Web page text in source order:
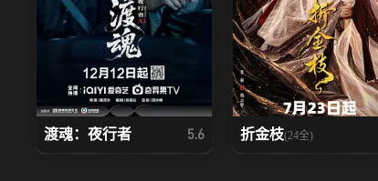
渡魂：夜行者 5.6 折金枝(24全)